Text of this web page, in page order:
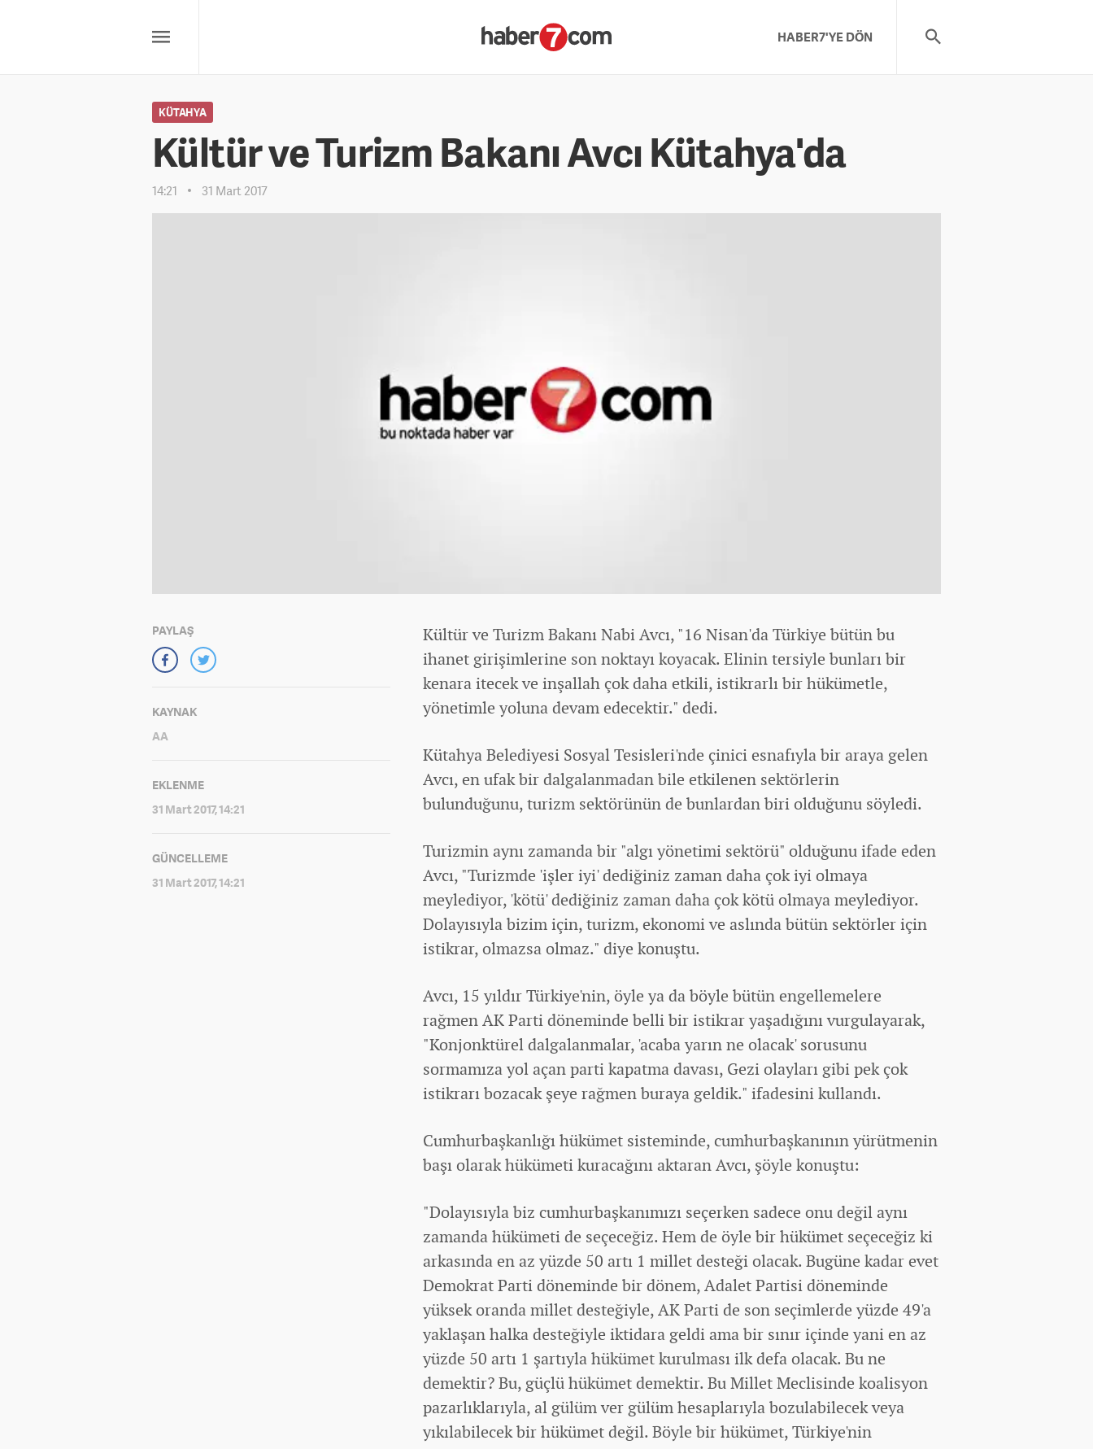
HABER7'YE DÖN
KÜTAHYA
Kültür ve Turizm Bakanı Avcı Kütahya'da
14:21 31 Mart 2017
PAYLAŞ
KAYNAK
AA
EKLENME
31 Mart 2017, 14:21
GÜNCELLEME
31 Mart 2017, 14:21
Kültür ve Turizm Bakanı Nabi Avcı, "16 Nisan'da Türkiye bütün bu
ihanet girişimlerine son noktayı koyacak. Elinin tersiyle bunları bir
kenara itecek ve inşallah çok daha etkili, istikrarlı bir hükümetle,
yönetimle yoluna devam edecektir." dedi.
Kütahya Belediyesi Sosyal Tesisleri'nde çinici esnafıyla bir araya gelen
Avcı, en ufak bir dalgalanmadan bile etkilenen sektörlerin
bulunduğunu, turizm sektörünün de bunlardan biri olduğunu söyledi.
Turizmin aynı zamanda bir "algı yönetimi sektörü" olduğunu ifade eden
Avcı, "Turizmde 'işler iyi' dediğiniz zaman daha çok iyi olmaya
meylediyor, 'kötü' dediğiniz zaman daha çok kötü olmaya meylediyor.
Dolayısıyla bizim için, turizm,ekonomive aslında bütün sektörler için
istikrar, olmazsa olmaz." diye konuştu.
Avcı, 15 yıldır Türkiye'nin, öyle ya da böyle bütün engellemelere
rağmen AK Parti döneminde belli bir istikrar yaşadığını vurgulayarak,
"Konjonktürel dalgalanmalar, 'acaba yarın ne olacak' sorusunu
sormamıza yol açan parti kapatma davası, Gezi olayları gibi pek çok
istikrarı bozacak şeye rağmen buraya geldik." ifadesini kullandı.
Cumhurbaşkanlığı hükümet sisteminde, cumhurbaşkanının yürütmenin
başı olarak hükümeti kuracağını aktaran Avcı, şöyle konuştu:
"Dolayısıyla biz cumhurbaşkanımızı seçerken sadece onu değil aynı
zamanda hükümeti de seçeceğiz. Hem de öyle bir hükümet seçeceğiz ki
arkasında en az yüzde 50 artı 1 millet desteği olacak. Bugüne kadar evet
Demokrat Parti döneminde bir dönem, Adalet Partisi döneminde
yüksek oranda millet desteğiyle, AK Parti de son seçimlerde yüzde 49'a
yaklaşan halka desteğiyle iktidara geldi ama bir sınır içinde yani en az
yüzde 50 artı 1 şartıyla hükümet kurulması ilk defa olacak. Bu ne
demektir? Bu, güçlü hükümet demektir. Bu Millet Meclisinde koalisyon
pazarlıklarıyla, al gülüm ver gülüm hesaplarıyla bozulabilecek veya
yıkılabilecek bir hükümet değil. Böyle bir hükümet, Türkiye'nin